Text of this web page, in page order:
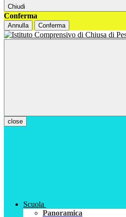
Chiudi
Conferma
Annulla Conferma
close
Scuola
Panoramica